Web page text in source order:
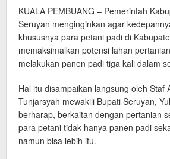
KUALA PEMBUANG – Pemerintah
Seruyan menginginkan agar
khususnya para petani padi di
memaksimalkan potensi lahan
melakukan panen padi tiga kali dalam
Hal itu disampaikan langsung oleh Staf
Tunjarsyah mewakili Bupati Seruyan,
berharap, berkaitan dengan pertanian
para petani tidak hanya panen padi
namun bisa lebih itu.